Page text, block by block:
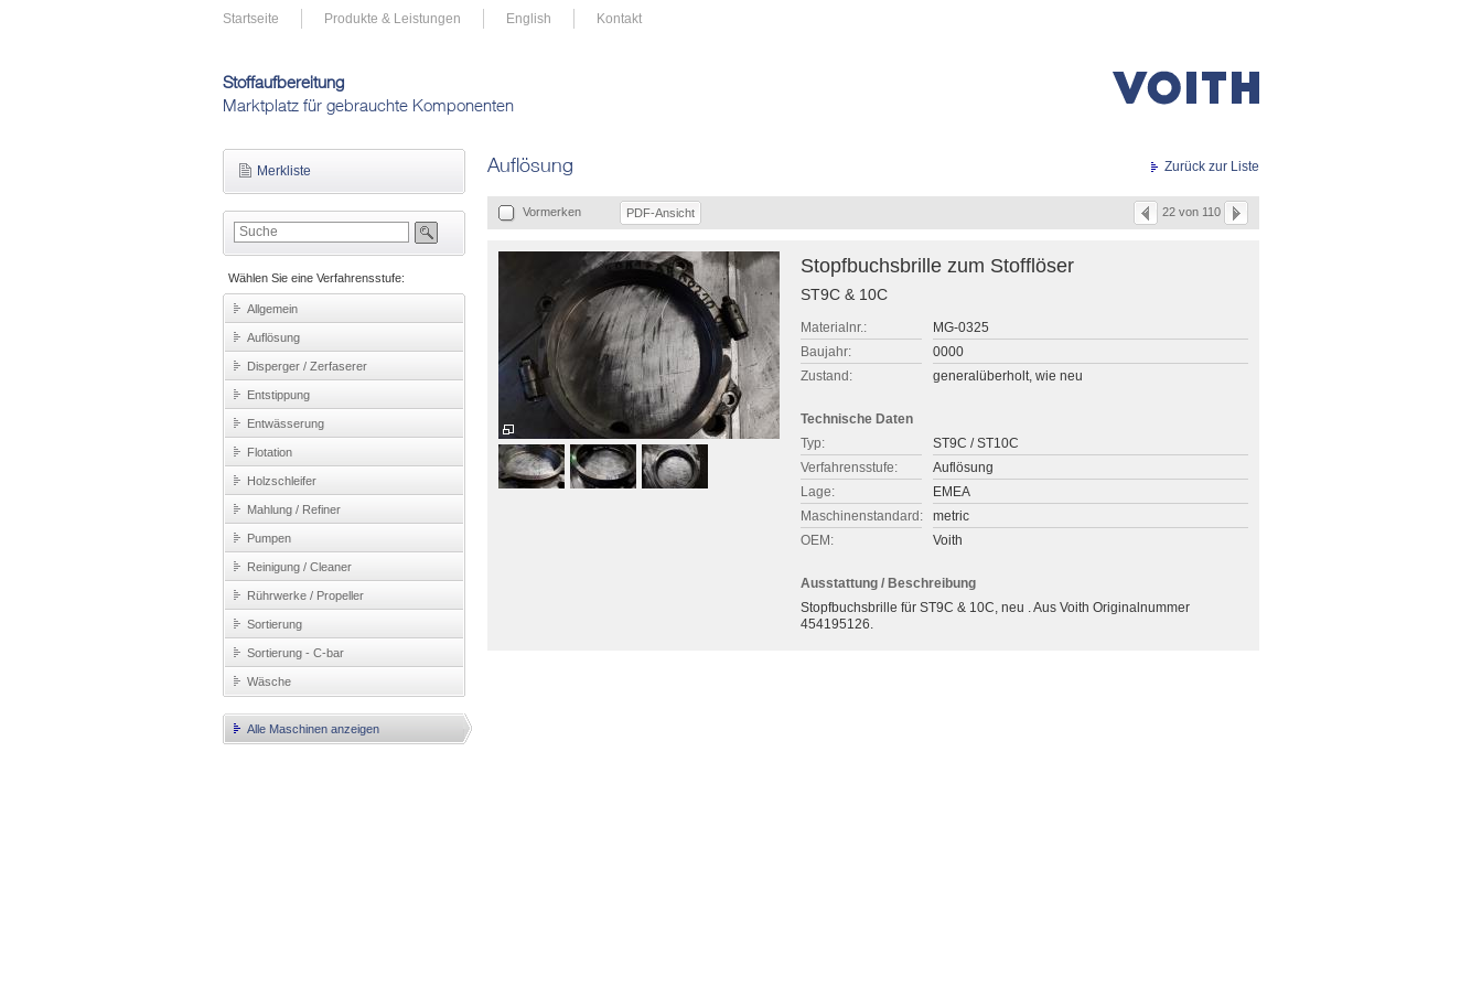
Startseite Produkte & Leistungen English Kontakt
Stoffaufbereitung
Marktplatz für gebrauchte Komponenten
Merkliste
Wählen Sie eine Verfahrensstufe:
Allgemein
Auflösung
Disperger / Zerfaserer
Entstippung
Entwässerung
Flotation
Holzschleifer
Mahlung / Refiner
Pumpen
Reinigung / Cleaner
Rührwerke / Propeller
Sortierung
Sortierung - C-bar
Wäsche
Alle Maschinen anzeigen
Auflösung Zurück zur Liste
Vormerken PDF-Ansicht 22 von 110
Stopfbuchsbrille zum Stofflöser
ST9C & 10C
Materialnr.:
MG-0325
Baujahr:
0000
Zustand:
generalüberholt, wie neu
Technische Daten
Typ:
ST9C / ST10C
Verfahrensstufe:
Auflösung
Lage:
EMEA
Maschinenstandard:
metric
OEM:
Voith
Ausstattung / Beschreibung
Stopfbuchsbrille für ST9C & 10C, neu . Aus Voith Originalnummer
454195126.